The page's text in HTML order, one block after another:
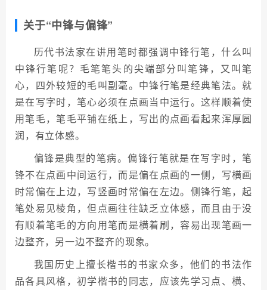
关于“中锋与偏锋”
历代书法家在讲用笔时都强调中锋行笔，什么叫
中锋行笔呢？毛笔笔头的尖端部分叫笔锋，又叫笔
心，四外较短的毛叫副毫。中锋行笔是经典笔法。就
是在写字时，笔心必须在点画当中运行。这样顺着使
用笔毛，笔毛平铺在纸上，写出的点画看起来浑厚圆
润，有立体感。
偏锋是典型的笔病。偏锋行笔就是在写字时，笔
锋不在点画中间运行，而是偏在点画的一侧，写横画
时常偏在上边，写竖画时常偏在左边。侧锋行笔，起
笔处易见棱角，但点画往往缺乏立体感，而且由于没
有顺着笔毛的方向用笔而是横着刷，容易出现笔画一
边整齐，另一边不整齐的现象。
我国历史上擅长楷书的书家众多，他们的书法作
品各具风格，初学楷书的同志，应该先学习点、横、